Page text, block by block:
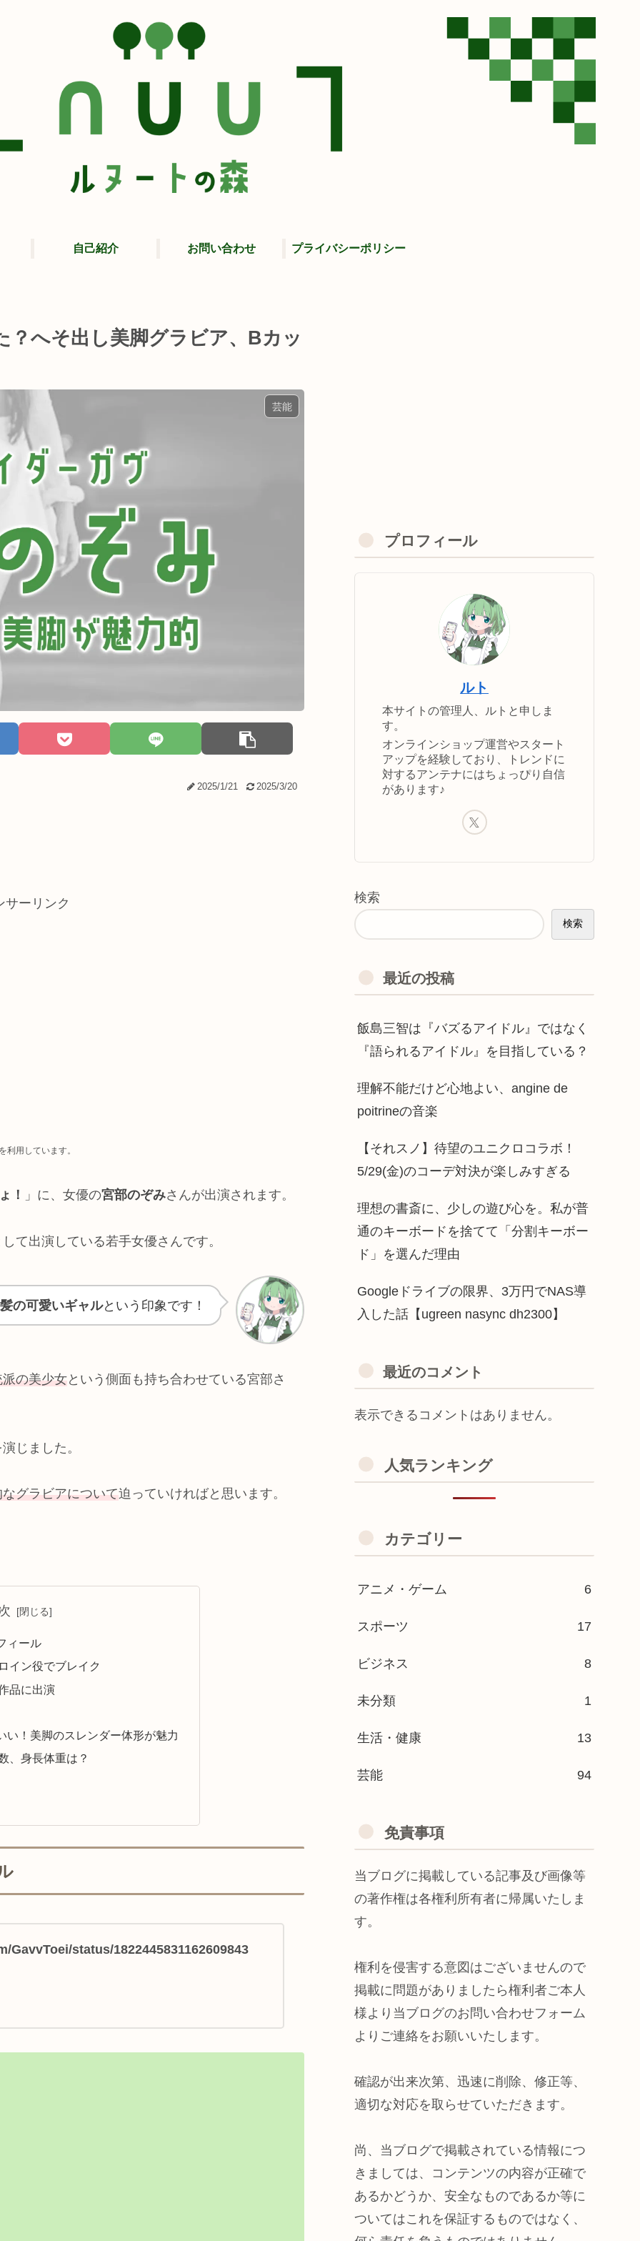
自己紹介 お問い合わせ プライバシーポリシー
？へそ出し美脚グラビア、Bカッ
芸能
2025/1/21 2025/3/20
サーリンク
利用しています。
！ 」に、女優の宮部のぞみさんが出演されます。
て出演している若手女優さんです。
の可愛いギャルという印象です！
の美少女という側面も持ち合わせている宮部さ
じました。
グラビアについて迫っていければと思います。
ィール
イン役でブレイク
品に出演
い！美脚のスレンダー体形が魅力
、身長体重は？
GavvToei/status/1822445831162609843
プロフィール
ルト
本サイトの管理人、ルトと申しま
す。
オンラインショップ運営やスタート
アップを経験しており、トレンドに
対するアンテナにはちょっぴり自信
があります♪
検索
検索
最近の投稿
飯島三智は『バズるアイドル』ではなく
『語られるアイドル』を目指している？
理解不能だけど心地よい、angine de
poitrineの音楽
【それスノ】待望のユニクロコラボ！
5/29(金)のコーデ対決が楽しみすぎる
理想の書斎に、少しの遊び心を。私が普
通のキーボードを捨てて「分割キーボー
ド」を選んだ理由
Googleドライブの限界、3万円でNAS導
入した話【ugreen nasync dh2300】
最近のコメント
表示できるコメントはありません。
人気ランキング
カテゴリー
アニメ・ゲーム 6
スポーツ 17
ビジネス 8
未分類 1
生活・健康 13
芸能 94
免責事項
当ブログに掲載している記事及び画像等
の著作権は各権利所有者に帰属いたしま
す。
権利を侵害する意図はございませんので
掲載に問題がありましたら権利者ご本人
様より当ブログのお問い合わせフォーム
よりご連絡をお願いいたします。
確認が出来次第、迅速に削除、修正等、
適切な対応を取らせていただきます。
尚、当ブログで掲載されている情報につ
きましては、コンテンツの内容が正確で
あるかどうか、安全なものであるか等に
ついてはこれを保証するものではなく、